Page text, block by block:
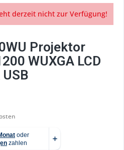
derzeit nicht zur Verfügung!
Projektor
WUXGA LCD